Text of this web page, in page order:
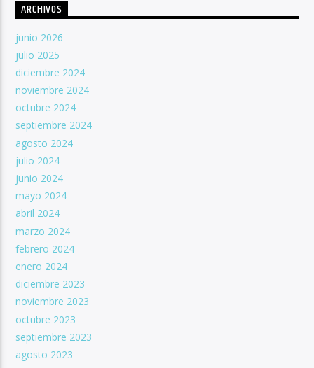
ARCHIVOS
junio 2026
julio 2025
diciembre 2024
noviembre 2024
octubre 2024
septiembre 2024
agosto 2024
julio 2024
junio 2024
mayo 2024
abril 2024
marzo 2024
febrero 2024
enero 2024
diciembre 2023
noviembre 2023
octubre 2023
septiembre 2023
agosto 2023